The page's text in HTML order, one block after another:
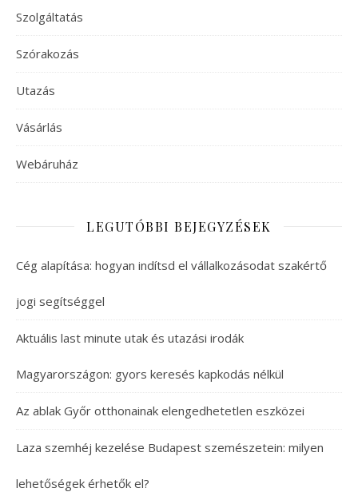
Szolgáltatás
Szórakozás
Utazás
Vásárlás
Webáruház
LEGUTÓBBI BEJEGYZÉSEK
Cég alapítása: hogyan indítsd el vállalkozásodat szakértő
jogi segítséggel
Aktuális last minute utak és utazási irodák
Magyarországon: gyors keresés kapkodás nélkül
Az ablak Győr otthonainak elengedhetetlen eszközei
Laza szemhéj kezelése Budapest szemészetein: milyen
lehetőségek érhetők el?